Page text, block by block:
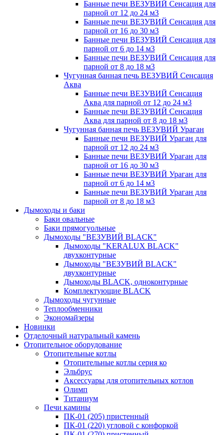
Банные печи ВЕЗУВИЙ Сенсация для
парной от 12 до 24 м3
Банные печи ВЕЗУВИЙ Сенсация для
парной от 16 до 30 м3
Банные печи ВЕЗУВИЙ Сенсация для
парной от 6 до 14 м3
Банные печи ВЕЗУВИЙ Сенсация для
парной от 8 до 18 м3
Чугунная банная печь ВЕЗУВИЙ Сенсация
Аква
Банные печи ВЕЗУВИЙ Сенсация
Аква для парной от 12 до 24 м3
Банные печи ВЕЗУВИЙ Сенсация
Аква для парной от 8 до 18 м3
Чугунная банная печь ВЕЗУВИЙ Ураган
Банные печи ВЕЗУВИЙ Ураган для
парной от 12 до 24 м3
Банные печи ВЕЗУВИЙ Ураган для
парной от 16 до 30 м3
Банные печи ВЕЗУВИЙ Ураган для
парной от 6 до 14 м3
Банные печи ВЕЗУВИЙ Ураган для
парной от 8 до 18 м3
Дымоходы и баки
Баки овальные
Баки прямогуольные
Дымоходы "ВЕЗУВИЙ BLACK"
Дымоходы "KERALUX BLACK"
двухконтурные
Дымоходы "ВЕЗУВИЙ BLACK"
двухконтурные
Дымоходы BLACK, одноконтурные
Комплектующие BLACK
Дымоходы чугунные
Теплообменники
Экономайзеры
Новинки
Отделочный натуральный камень
Отопительное оборудование
Отопительные котлы
Отопительные котлы серия ко
Эльбрус
Аксессуары для отопительных котлов
Олимп
Титаниум
Печи камины
ПК-01 (205) пристенный
ПК-01 (220) угловой с конфоркой